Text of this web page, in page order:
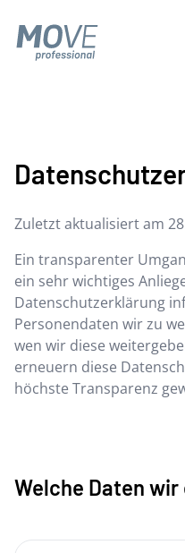
Zuletzt aktualisiert am
Ein transparenter
ein sehr wichtiges
Datenschutzerklärung
Personendaten wir zu
wen wir diese
erneuern diese
höchste Transparenz
Welche Daten